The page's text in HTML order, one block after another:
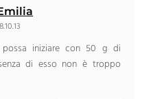
iniziare con 50 g di
di esso non è troppo